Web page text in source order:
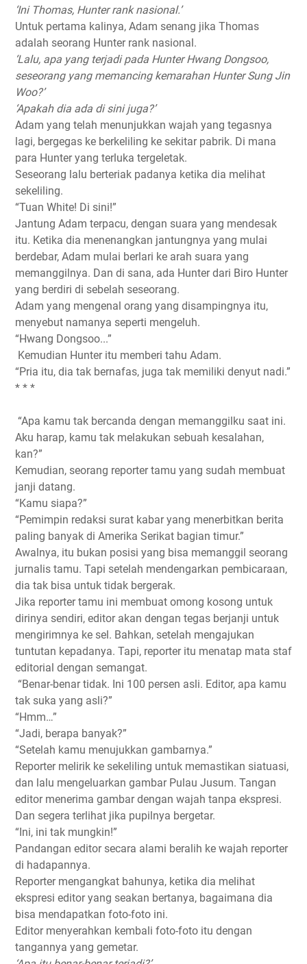
‘Ini Thomas, Hunter rank nasional.’
Untuk pertama kalinya, Adam senang jika Thomas
adalah seorang Hunter rank nasional.
‘Lalu, apa yang terjadi pada Hunter Hwang Dongsoo,
seseorang yang memancing kemarahan Hunter Sung Jin
Woo?’
‘Apakah dia ada di sini juga?’
Adam yang telah menunjukkan wajah yang tegasnya
lagi, bergegas ke berkeliling ke sekitar pabrik. Di mana
para Hunter yang terluka tergeletak.
Seseorang lalu berteriak padanya ketika dia melihat
sekeliling.
“Tuan White! Di sini!”
Jantung Adam terpacu, dengan suara yang mendesak
itu. Ketika dia menenangkan jantungnya yang mulai
berdebar, Adam mulai berlari ke arah suara yang
memanggilnya. Dan di sana, ada Hunter dari Biro Hunter
yang berdiri di sebelah seseorang.
Adam yang mengenal orang yang disampingnya itu,
menyebut namanya seperti mengeluh.
“Hwang Dongsoo...”
Kemudian Hunter itu memberi tahu Adam.
“Pria itu, dia tak bernafas, juga tak memiliki denyut nadi.”
* * *
“Apa kamu tak bercanda dengan memanggilku saat ini.
Aku harap, kamu tak melakukan sebuah kesalahan,
kan?”
Kemudian, seorang reporter tamu yang sudah membuat
janji datang.
“Kamu siapa?”
“Pemimpin redaksi surat kabar yang menerbitkan berita
paling banyak di Amerika Serikat bagian timur.”
Awalnya, itu bukan posisi yang bisa memanggil seorang
jurnalis tamu. Tapi setelah mendengarkan pembicaraan,
dia tak bisa untuk tidak bergerak.
Jika reporter tamu ini membuat omong kosong untuk
dirinya sendiri, editor akan dengan tegas berjanji untuk
mengirimnya ke sel. Bahkan, setelah mengajukan
tuntutan kepadanya. Tapi, reporter itu menatap mata staf
editorial dengan semangat.
“Benar-benar tidak. Ini 100 persen asli. Editor, apa kamu
tak suka yang asli?”
“Hmm…”
“Jadi, berapa banyak?”
“Setelah kamu menujukkan gambarnya.”
Reporter melirik ke sekeliling untuk memastikan siatuasi,
dan lalu mengeluarkan gambar Pulau Jusum. Tangan
editor menerima gambar dengan wajah tanpa ekspresi.
Dan segera terlihat jika pupilnya bergetar.
“Ini, ini tak mungkin!”
Pandangan editor secara alami beralih ke wajah reporter
di hadapannya.
Reporter mengangkat bahunya, ketika dia melihat
ekspresi editor yang seakan bertanya, bagaimana dia
bisa mendapatkan foto-foto ini.
Editor menyerahkan kembali foto-foto itu dengan
tangannya yang gemetar.